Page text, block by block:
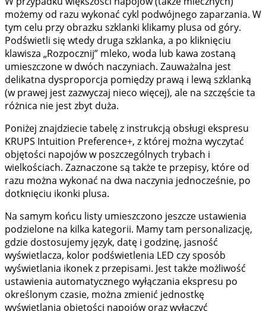
możemy od razu wykonać cykl podwójnego zaparzania. W
tym celu przy obrazku szklanki klikamy plusa od góry.
Podświetli się wtedy druga szklanka, a po kliknięciu
klawisza „Rozpocznij” mleko, woda lub kawa zostaną
umieszczone w dwóch naczyniach. Zauważalna jest
delikatna dysproporcja pomiędzy prawą i lewą szklanką
(w prawej jest zazwyczaj nieco więcej), ale na szczęście ta
różnica nie jest zbyt duża.
Poniżej znajdziecie tabelę z instrukcją obsługi ekspresu
KRUPS Intuition Preference+, z której można wyczytać
objętości napojów w poszczególnych trybach i
wielkościach. Zaznaczone są także te przepisy, które od
razu można wykonać na dwa naczynia jednocześnie, po
dotknięciu ikonki plusa.
Na samym końcu listy umieszczono jeszcze ustawienia
podzielone na kilka kategorii. Mamy tam personalizację,
gdzie dostosujemy język, datę i godzinę, jasność
wyświetlacza, kolor podświetlenia LED czy sposób
wyświetlania ikonek z przepisami. Jest także możliwość
ustawienia automatycznego wyłączania ekspresu po
określonym czasie, można zmienić jednostkę
wyświetlania objętości napojów oraz wyłączyć